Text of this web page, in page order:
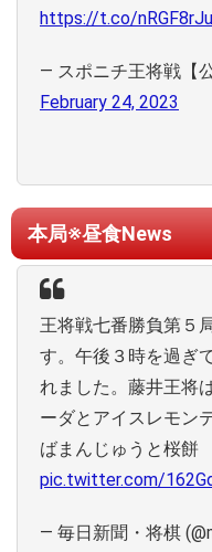
https://t.co/
— スポニチ王将戦【
February 24, 2023
本局※昼食News
王将戦七番勝負第５
す。午後３時を過ぎ
れました。藤井王将
ーダとアイスレモン
ばまんじゅうと桜餅
pic.twitter.com/
— 毎日新聞・将棋